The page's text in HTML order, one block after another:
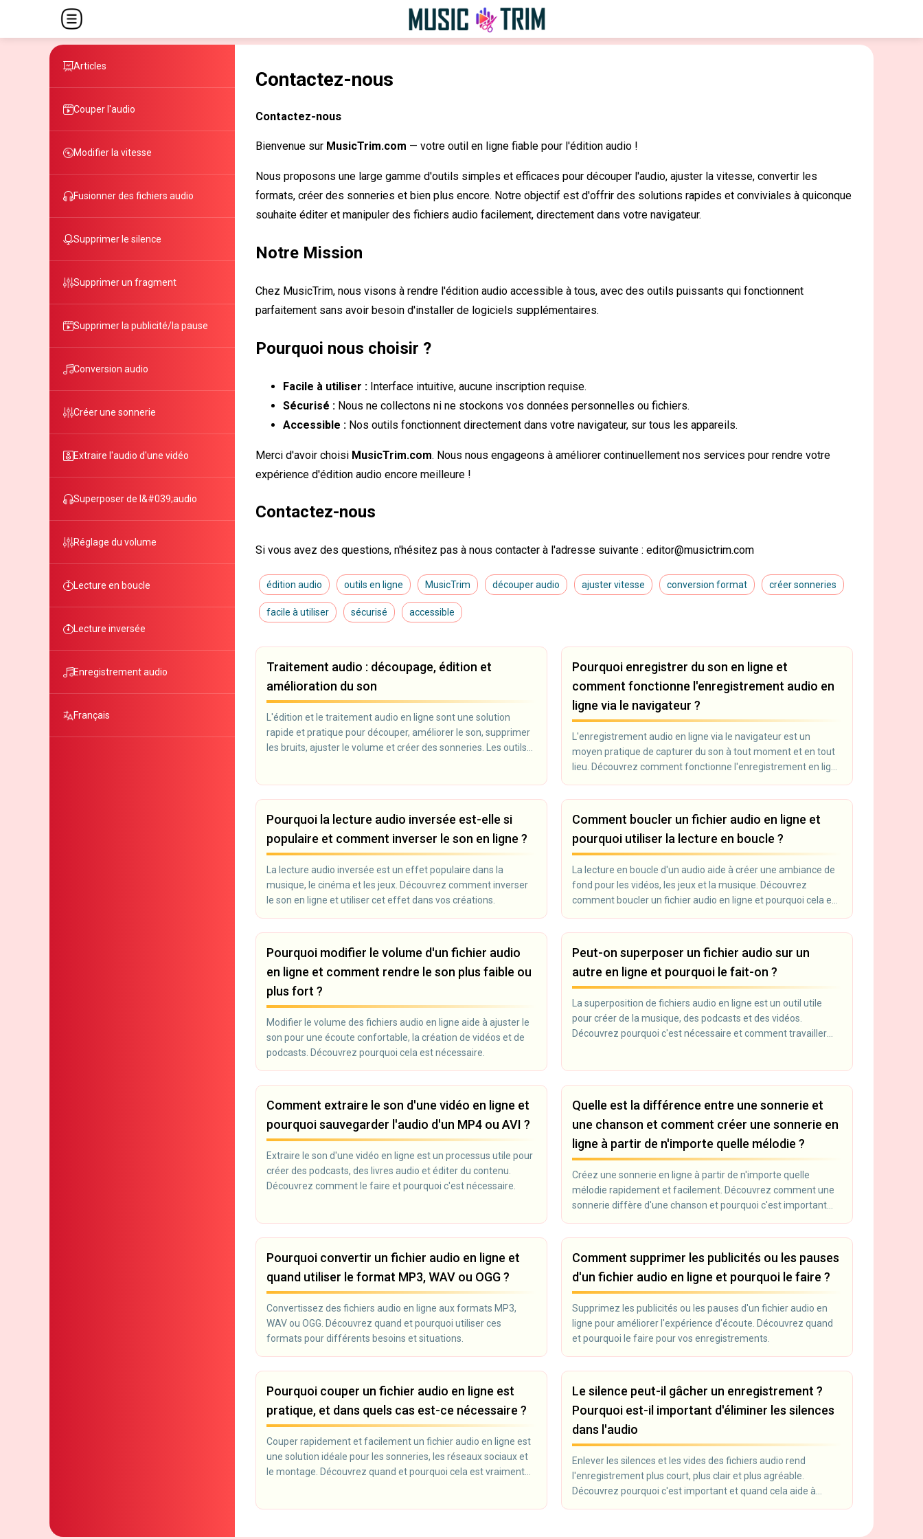
Articles
Couper l'audio
Modifier la vitesse
Fusionner des fichiers audio
Supprimer le silence
Supprimer un fragment
Supprimer la publicité/la pause
Conversion audio
Créer une sonnerie
Extraire l'audio d'une vidéo
Superposer de l&#039;audio
Réglage du volume
Lecture en boucle
Lecture inversée
Enregistrement audio
Français
Contactez-nous
Contactez-nous
Bienvenue sur MusicTrim.com — votre outil en ligne fiable pour l'édition audio !
Nous proposons une large gamme d'outils simples et efficaces pour découper l'audio, ajuster la vitesse, convertir les
formats, créer des sonneries et bien plus encore. Notre objectif est d'offrir des solutions rapides et conviviales à quiconque
souhaite éditer et manipuler des fichiers audio facilement, directement dans votre navigateur.
Notre Mission
Chez MusicTrim, nous visons à rendre l'édition audio accessible à tous, avec des outils puissants qui fonctionnent
parfaitement sans avoir besoin d'installer de logiciels supplémentaires.
Pourquoi nous choisir ?
Facile à utiliser : Interface intuitive, aucune inscription requise.
Sécurisé : Nous ne collectons ni ne stockons vos données personnelles ou fichiers.
Accessible : Nos outils fonctionnent directement dans votre navigateur, sur tous les appareils.
Merci d'avoir choisi MusicTrim.com. Nous nous engageons à améliorer continuellement nos services pour rendre votre
expérience d'édition audio encore meilleure !
Contactez-nous
Si vous avez des questions, n'hésitez pas à nous contacter à l'adresse suivante : editor@musictrim.com
édition audio outils en ligne MusicTrim découper audio ajuster vitesse conversion format créer sonneries
facile à utiliser sécurisé accessible
Traitement audio : découpage, édition et
amélioration du son
L'édition et le traitement audio en ligne sont une solution
rapide et pratique pour découper, améliorer le son, supprimer
les bruits, ajuster le volume et créer des sonneries. Les outils
Pourquoi enregistrer du son en ligne et
comment fonctionne l'enregistrement audio en
ligne via le navigateur ?
L'enregistrement audio en ligne via le navigateur est un
moyen pratique de capturer du son à tout moment et en tout
lieu. Découvrez comment fonctionne l'enregistrement en ligne
et à quoi il sert.
Pourquoi la lecture audio inversée est-elle si
populaire et comment inverser le son en ligne ?
La lecture audio inversée est un effet populaire dans la
musique, le cinéma et les jeux. Découvrez comment inverser
le son en ligne et utiliser cet effet dans vos créations.
Comment boucler un fichier audio en ligne et
pourquoi utiliser la lecture en boucle ?
La lecture en boucle d'un audio aide à créer une ambiance de
fond pour les vidéos, les jeux et la musique. Découvrez
comment boucler un fichier audio en ligne et pourquoi cela est
utile.
Pourquoi modifier le volume d'un fichier audio
en ligne et comment rendre le son plus faible ou
plus fort ?
Modifier le volume des fichiers audio en ligne aide à ajuster le
son pour une écoute confortable, la création de vidéos et de
podcasts. Découvrez pourquoi cela est nécessaire.
Peut-on superposer un fichier audio sur un
autre en ligne et pourquoi le fait-on ?
La superposition de fichiers audio en ligne est un outil utile
pour créer de la musique, des podcasts et des vidéos.
Découvrez pourquoi c'est nécessaire et comment travailler
Comment extraire le son d'une vidéo en ligne et
pourquoi sauvegarder l'audio d'un MP4 ou AVI ?
Extraire le son d'une vidéo en ligne est un processus utile pour
créer des podcasts, des livres audio et éditer du contenu.
Découvrez comment le faire et pourquoi c'est nécessaire.
Quelle est la différence entre une sonnerie et
une chanson et comment créer une sonnerie en
ligne à partir de n'importe quelle mélodie ?
Créez une sonnerie en ligne à partir de n'importe quelle
mélodie rapidement et facilement. Découvrez comment une
sonnerie diffère d'une chanson et pourquoi c'est important
pour personnaliser votre appareil.
Pourquoi convertir un fichier audio en ligne et
quand utiliser le format MP3, WAV ou OGG ?
Convertissez des fichiers audio en ligne aux formats MP3,
WAV ou OGG. Découvrez quand et pourquoi utiliser ces
formats pour différents besoins et situations.
Comment supprimer les publicités ou les pauses
d'un fichier audio en ligne et pourquoi le faire ?
Supprimez les publicités ou les pauses d'un fichier audio en
ligne pour améliorer l'expérience d'écoute. Découvrez quand
et pourquoi le faire pour vos enregistrements.
Pourquoi couper un fichier audio en ligne est
pratique, et dans quels cas est-ce nécessaire ?
Couper rapidement et facilement un fichier audio en ligne est
une solution idéale pour les sonneries, les réseaux sociaux et
le montage. Découvrez quand et pourquoi cela est vraiment
Le silence peut-il gâcher un enregistrement ?
Pourquoi est-il important d'éliminer les silences
dans l'audio
Enlever les silences et les vides des fichiers audio rend
l'enregistrement plus court, plus clair et plus agréable.
Découvrez pourquoi c'est important et quand cela aide à
améliorer la perception.